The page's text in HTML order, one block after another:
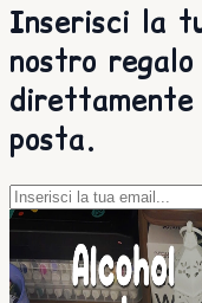
Inserisci la
nostro
posta.